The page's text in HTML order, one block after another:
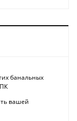
банальных
вашей